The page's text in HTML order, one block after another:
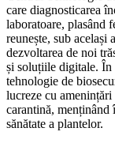
care diagnosticarea
laboratoare, plasând
reunește, sub același
dezvoltarea de noi
și soluțiile digitale. În
tehnologie de
lucreze cu
carantină, menținând
sănătate a plantelor.